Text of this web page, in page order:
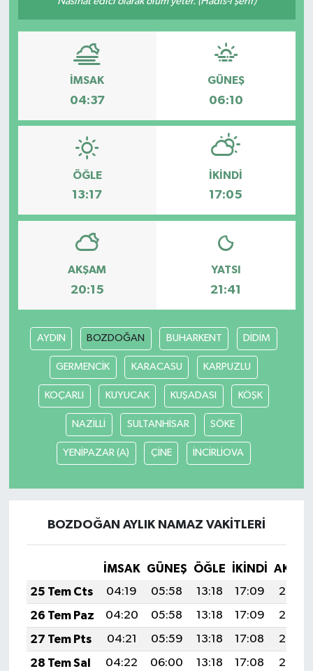
İMSAK
04:37
GÜNEŞ
06:10
ÖĞLE
13:17
İKINDI
17:05
AKŞAM
20:15
YATSI
21:41
AYDIN BOZDOĞAN BUHARKENT DİDİM
GERMENCİK KARACASU KARPUZLU
KOÇARLI KUYUCAK KUŞADASI KÖŞK
NAZİLLİ SULTANHİSAR SÖKE
YENİPAZAR (A) ÇİNE İNCİRLİOVA
BOZDOĞAN AYLIK NAMAZ VAKITLERI
İMSAK GÜNEŞ ÖĞLE İKINDI
25 Tem Cts
04:19 05:58 13:18 17:09
20:29
26 Tem Paz
04:20 05:58 13:18 17:09
20:28
27 Tem Pts
04:21 05:59 13:18 17:08
20:28
28 Tem Sal
04:22 06:00 13:18 17:08
20:27
MAGAZİN
SAĞLIK
VİZYONDAKİLER
YAŞAM